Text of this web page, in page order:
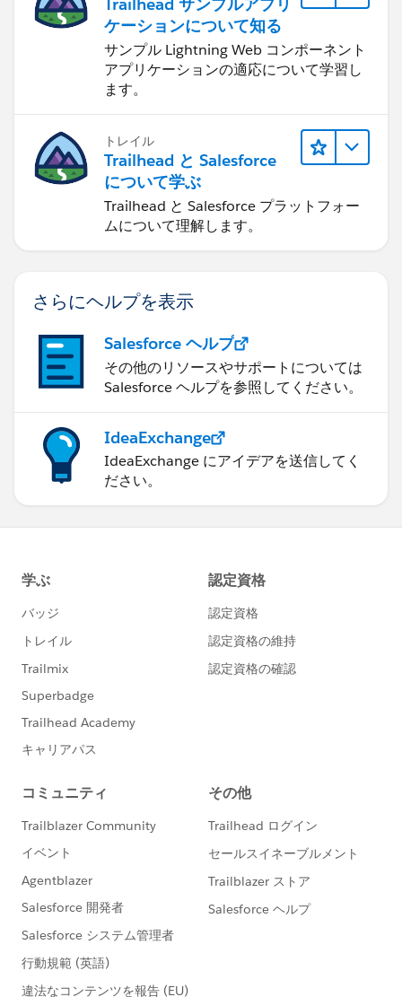
Trailhead サンプルアプリ
ケーションについて知る
サンプル Lightning Web コンポーネント
アプリケーションの適応について学習し
ます。
トレイル
Trailhead と Salesforce
について学ぶ
Trailhead と Salesforce プラットフォー
ムについて理解します。
さらにヘルプを表示
Salesforce ヘルプ
その他のリソースやサポートについては
Salesforce ヘルプを参照してください。
IdeaExchange
IdeaExchange にアイデアを送信してく
ださい。